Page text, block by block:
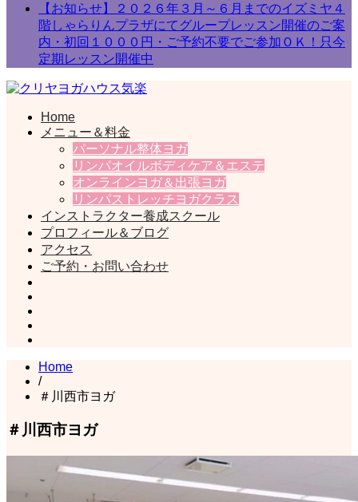
【お知らせ】２０２６年３月～６月までのイズミヤ４
階しゃらりんプラザにてグループレッスン開催のご案
内・初回１０００円・ご予約不要でご参加ＯＫ！只今
定期レッスン開催中
クリヤヨガハウス気楽
一般社団法人日本ヨガライフ協会
Home
メニュー＆料金
パーソナル整体ヨガ
リンパオイルボディケア＆エステ
オンラインヨガ＆出張ヨガ
リンパストレッチヨガクラス
インストラクター養成スクール
プロフィール＆ブログ
アクセス
ご予約・お問い合わせ
Home
/
＃川西市ヨガ
＃川西市ヨガ